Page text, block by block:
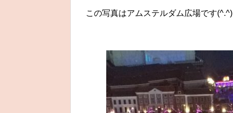
この写真はアムステルダム広場です(^.^)